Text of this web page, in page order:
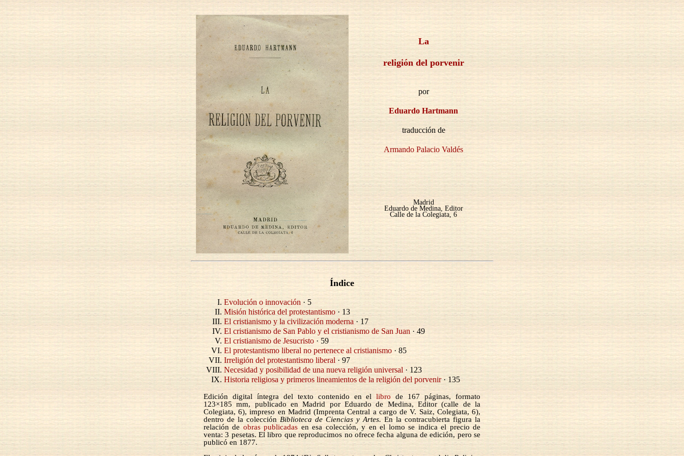
La
religión del porvenir
por
Eduardo Hartmann
traducción de
Armando Palacio Valdés
Madrid
Eduardo de Medina, Editor
Calle de la Colegiata, 6
Índice
Evolución o innovación · 5
Misión histórica del protestantismo · 13
El cristianismo y la civilización moderna · 17
El cristianismo de San Pablo y el cristianismo de San Juan · 49
El cristianismo de Jesucristo · 59
El protestantismo liberal no pertenece al cristianismo · 85
Irreligión del protestantismo liberal · 97
Necesidad y posibilidad de una nueva religión universal · 123
Historia religiosa y primeros lineamientos de la religión del porvenir· 135
Edición digital íntegra del texto contenido en ellibro de 167 páginas, formato
123×185 mm, publicado en Madrid por Eduardo de Medina, Editor (calle de la
Colegiata, 6), impreso en Madrid (Imprenta Central a cargo de V. Saiz, Colegiata, 6),
dentro de la colección Biblioteca de Ciencias y Artes. En la contracubierta figura la
relación de obras publicadas en esa colección, y en el lomo se indica el precio de
venta: 3 pesetas. El libro que reproducimos no ofrece fecha alguna de edición, pero se
publicó en 1877.